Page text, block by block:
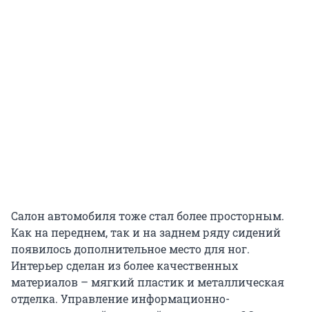
Салон автомобиля тоже стал более просторным.
Как на переднем, так и на заднем ряду сидений
появилось дополнительное место для ног.
Интерьер сделан из более качественных
материалов – мягкий пластик и металлическая
отделка. Управление информационно-